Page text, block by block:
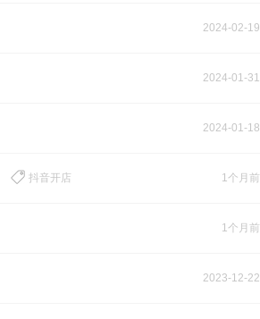
击 |
4749点
击 |
2024-02-19
3955点
击 |
2024-01-31
4379点
击 |
2024-01-18
4678点
击 |
抖音开店 1个月前
4463点
击 |
1个月前
4326点
2023-12-22